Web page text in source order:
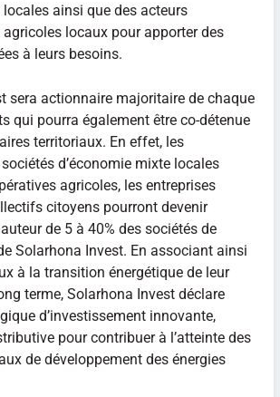
ainsi que des acteurs
locaux pour apporter des
à leurs besoins.
sera actionnaire majoritaire de chaque
qui pourra également être co-détenue
territoriaux. En effet, les
d’économie mixte locales
agricoles, les entreprises
citoyens pourront devenir
de 5 à 40% des sociétés de
Solarhona Invest. En associant ainsi
à la transition énergétique de leur
terme, Solarhona Invest déclare
d’investissement innovante,
pour contribuer à l’atteinte des
de développement des énergies